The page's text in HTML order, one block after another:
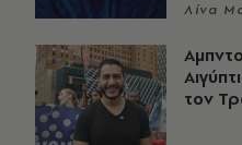
Λίνα
τον